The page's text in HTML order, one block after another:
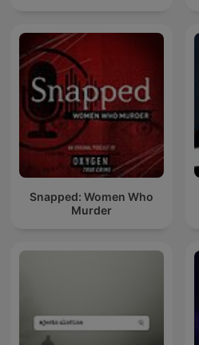
Snapped: Women Who
Murder